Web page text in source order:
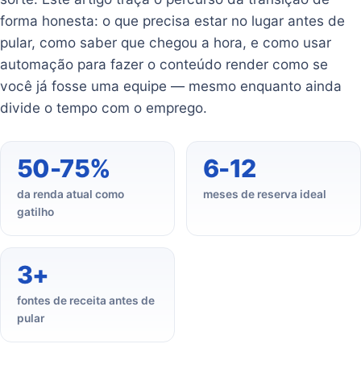
forma honesta: o que precisa estar no lugar antes de
pular, como saber que chegou a hora, e como usar
automação para fazer o conteúdo render como se
você já fosse uma equipe — mesmo enquanto ainda
divide o tempo com o emprego.
50-75%
da renda atual como
gatilho
6-12
meses de reserva ideal
3+
fontes de receita antes de
pular